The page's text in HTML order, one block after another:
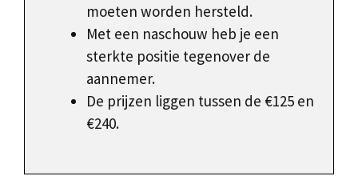
moeten worden hersteld.
Met een naschouw heb je een
sterkte positie tegenover de
aannemer.
De prijzen liggen tussen de €125 en
€240.